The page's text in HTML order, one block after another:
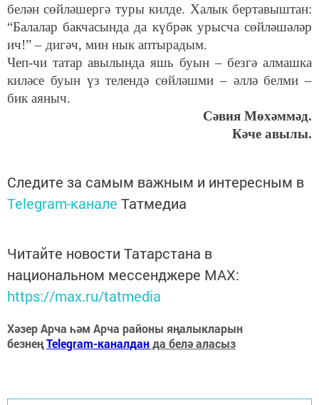
белән сөйләшергә туры килде. Халык бертавыштан:
“Балалар бакчасында да күбрәк урысча сөйләшәләр
ич!” – дигәч, мин нык аптырадым.
Чеп-чи татар авылында яшь буын – безгә алмашка
киләсе буын үз телендә сөйләшми – әллә белми –
бик аяныч.
Сәвия Мөхәммәд.
Кәче авылы.
Следите за самым важным и интересным в
Telegram-канале Татмедиа
Читайте новости Татарстана в
национальном мессенджере MАХ:
https://max.ru/tatmedia
Хәзер Арча һәм Арча районы яңалыкларын
безнеңTelegram-каналданда белә аласыз